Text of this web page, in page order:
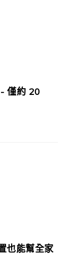
僅約 20
也能幫全家